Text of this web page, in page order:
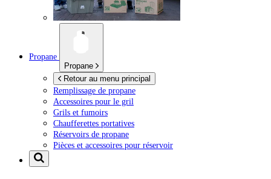
Propane
Propane
Retour au menu principal
Remplissage de propane
Accessoires pour le gril
Grils et fumoirs
Chaufferettes portatives
Réservoirs de propane
Pièces et accessoires pour réservoir